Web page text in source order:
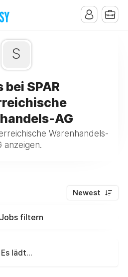
S
bei SPAR
AG
Warenhandels-
anzeigen.
Newest
Jobs filtern
Es lädt...